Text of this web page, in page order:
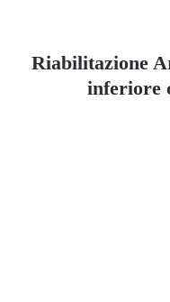
Riabilitazione
inferiore